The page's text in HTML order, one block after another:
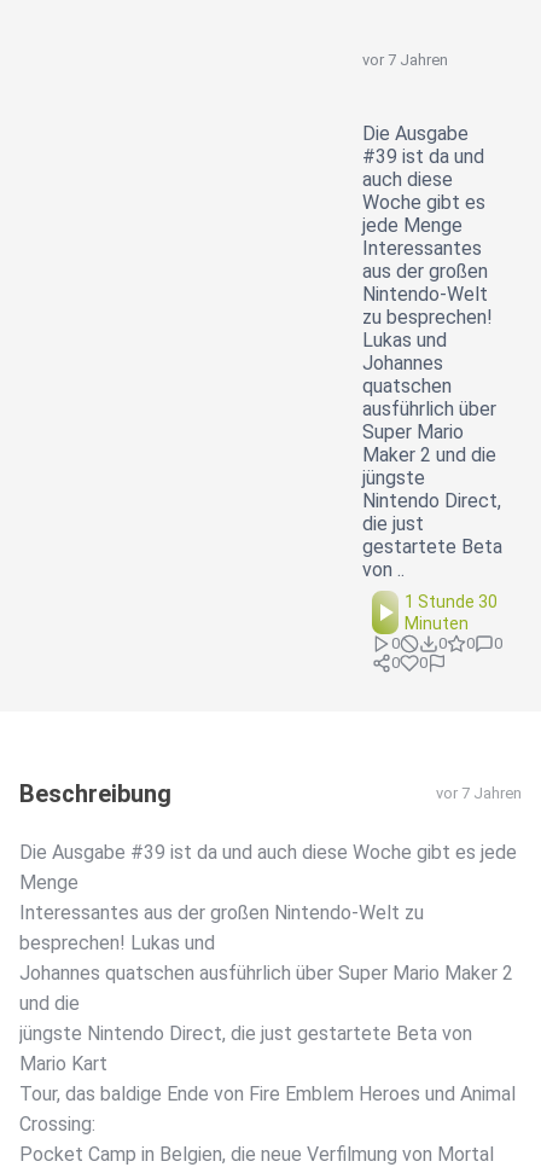
vor 7 Jahren
Die Ausgabe
#39 ist da und
auch diese
Woche gibt es
jede Menge
Interessantes
aus der großen
Nintendo-Welt
zu besprechen!
Lukas und
Johannes
quatschen
ausführlich über
Super Mario
Maker 2 und die
jüngste
Nintendo Direct,
die just
gestartete Beta
von ..
1 Stunde 30
Minuten
0 0 0
0
0
0
Beschreibung vor 7 Jahren
Die Ausgabe #39 ist da und auch diese Woche gibt es jede
Menge
Interessantes aus der großen Nintendo-Welt zu
besprechen! Lukas und
Johannes quatschen ausführlich über Super Mario Maker 2
und die
jüngste Nintendo Direct, die just gestartete Beta von
Mario Kart
Tour, das baldige Ende von Fire Emblem Heroes und Animal
Crossing:
Pocket Camp in Belgien, die neue Verfilmung von Mortal